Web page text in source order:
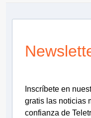
Inscríbete en
gratis las noticias
confianza de